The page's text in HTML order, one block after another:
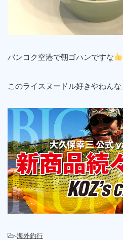
バンコク空港で朝ゴハンですな
このライスヌードル好きやねんな
-海外釣行